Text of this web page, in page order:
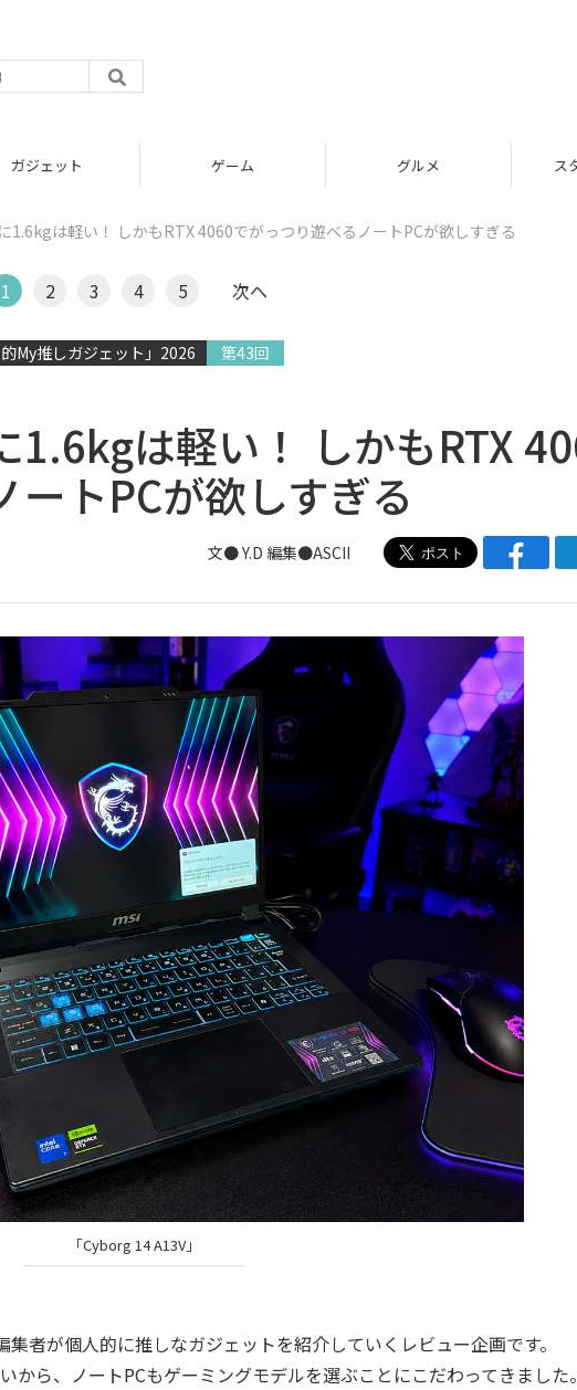
ゲーム グルメ スタートアップ
1.6kgは軽い！ しかもRTX 4060でがっつり遊べるノートPCが欲しすぎる
1 2 3 4 5 次へ
My推しガジェット」2026 第43回
1.6kgは軽い！ しかもRTX
ートPCが欲しすぎる
文● Y.D 編集●ASCII
「Cyborg 14 A13V」
集者が個人的に推しなガジェットを紹介していくレビュー企画です。
ら、ノートPCもゲーミングモデルを選ぶことにこだわってきました